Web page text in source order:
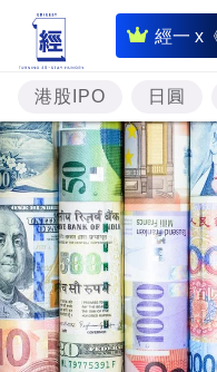
經一 x
即
時
財
經
專
題
投
樓
市
港股IPO 日圓